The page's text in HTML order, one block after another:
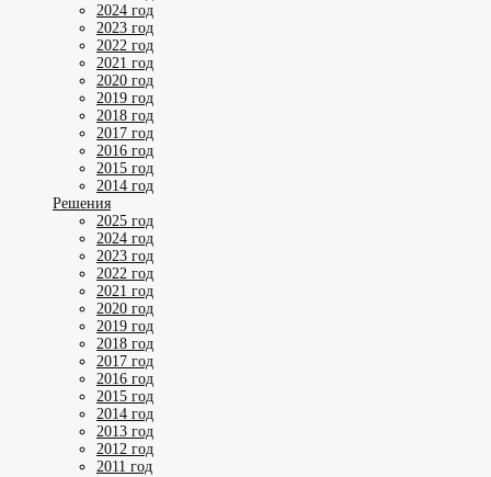
2024 год
2023 год
2022 год
2021 год
2020 год
2019 год
2018 год
2017 год
2016 год
2015 год
2014 год
Решения
2025 год
2024 год
2023 год
2022 год
2021 год
2020 год
2019 год
2018 год
2017 год
2016 год
2015 год
2014 год
2013 год
2012 год
2011 год